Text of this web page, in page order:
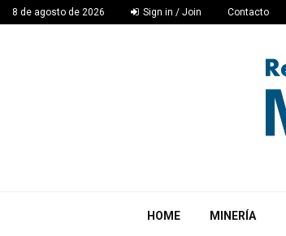
8 de agosto de 2026 Sign in / Join Contacto
HOME MINERÍA